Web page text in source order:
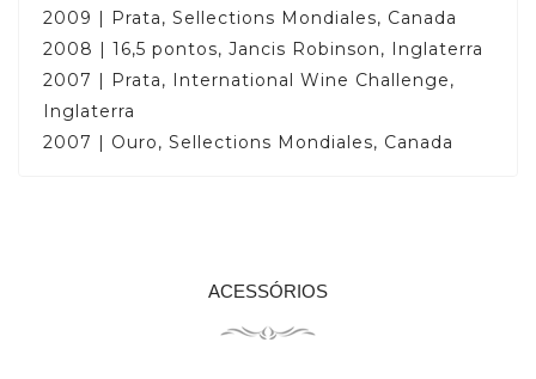
2009 | Prata, Sellections Mondiales, Canada
2008 | 16,5 pontos, Jancis Robinson, Inglaterra
2007 | Prata, International Wine Challenge,
Inglaterra
2007 | Ouro, Sellections Mondiales, Canada
ACESSÓRIOS